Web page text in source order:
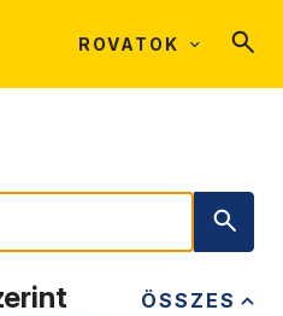
ROVATOK
ÖSSZES